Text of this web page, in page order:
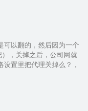
可以翻的，然后因为一个
），关掉之后，公司网就
置里把代理关掉么？，